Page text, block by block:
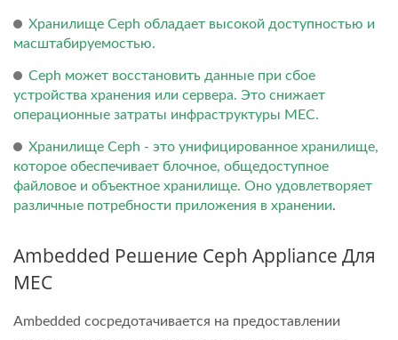
Хранилище Ceph обладает высокой доступностью и
масштабируемостью.
Ceph может восстановить данные при сбое
устройства хранения или сервера. Это снижает
операционные затраты инфраструктуры MEC.
Хранилище Ceph - это унифицированное хранилище,
которое обеспечивает блочное, общедоступное
файловое и объектное хранилище. Оно удовлетворяет
различные потребности приложения в хранении.
Ambedded Решение Ceph Appliance Для
MEC
Ambedded сосредотачивается на предоставлении